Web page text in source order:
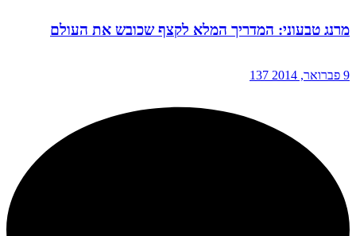
מרנג טבעוני: המדריך המלא לקצף שכובש את העולם
9 פברואר, 2014 137